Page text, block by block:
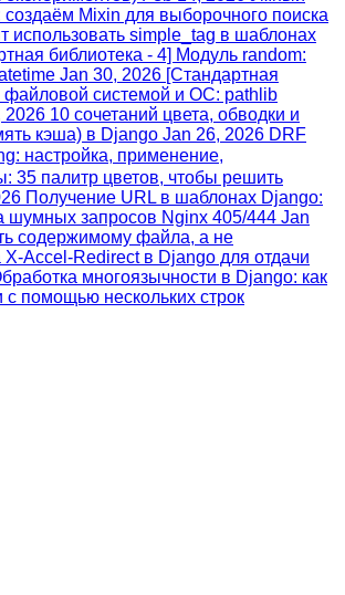
Mixin для выборочного поиска
использовать simple_tag в шаблонах
библиотека - 4] Модуль random:
Jan 30, 2026 [Стандартная
файловой системой и ОС: pathlib
2026 10 сочетаний цвета, обводки и
кэша) в Django Jan 26, 2026 DRF
настройка, применение,
35 палитр цветов, чтобы решить
Получение URL в шаблонах Django:
шумных запросов Nginx 405/444 Jan
содержимому файла, а не
X-Accel-Redirect в Django для отдачи
многоязычности в Django: как
помощью нескольких строк